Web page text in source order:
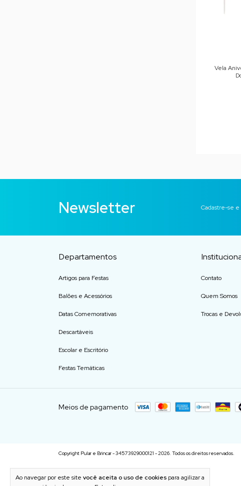
Ao navegar por este site você aceita o uso de cookies para agilizar a
Vela
Newsletter Cadastre-se e
Departamentos
Artigos para Festas
Balões e Acessórios
Datas Comemorativas
Descartáveis
Escolar e Escritório
Festas Temáticas
Contato
Quem Somos
Trocas e
Meios de pagamento
Copyright Pular e Brincar - 34573929000121 - 2026. Todos os direitos reservados.